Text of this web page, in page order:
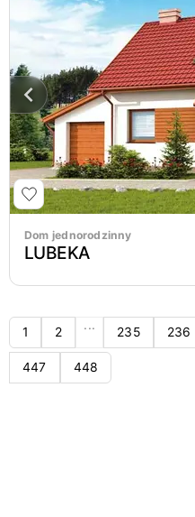
Dom jednorodzinny
LUBEKA
1 2 ... 235 236
447 448